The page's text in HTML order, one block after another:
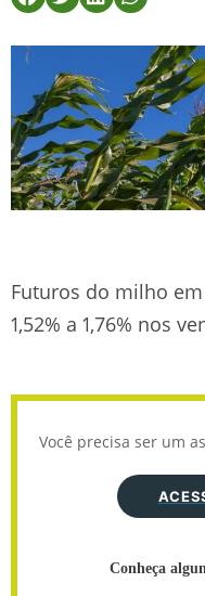
Futuros do milho
1,52% a 1,76% nos
Você precisa ser um
Conheça